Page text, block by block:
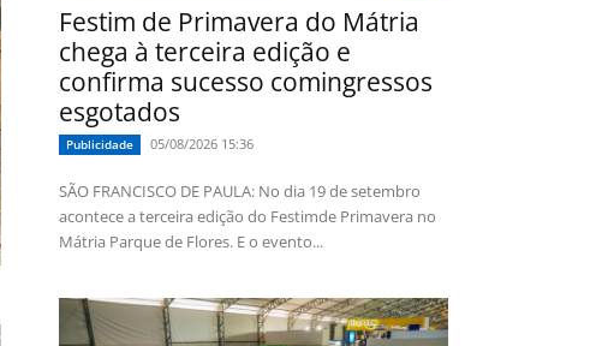
Festim de Primavera do Mátria
chega à terceira edição e
confirma sucesso comingressos
esgotados
Publicidade 05/08/2026 15:36
SÃO FRANCISCO DE PAULA: No dia 19 de setembro
acontece a terceira edição do Festimde Primavera no
Mátria Parque de Flores. E o evento...